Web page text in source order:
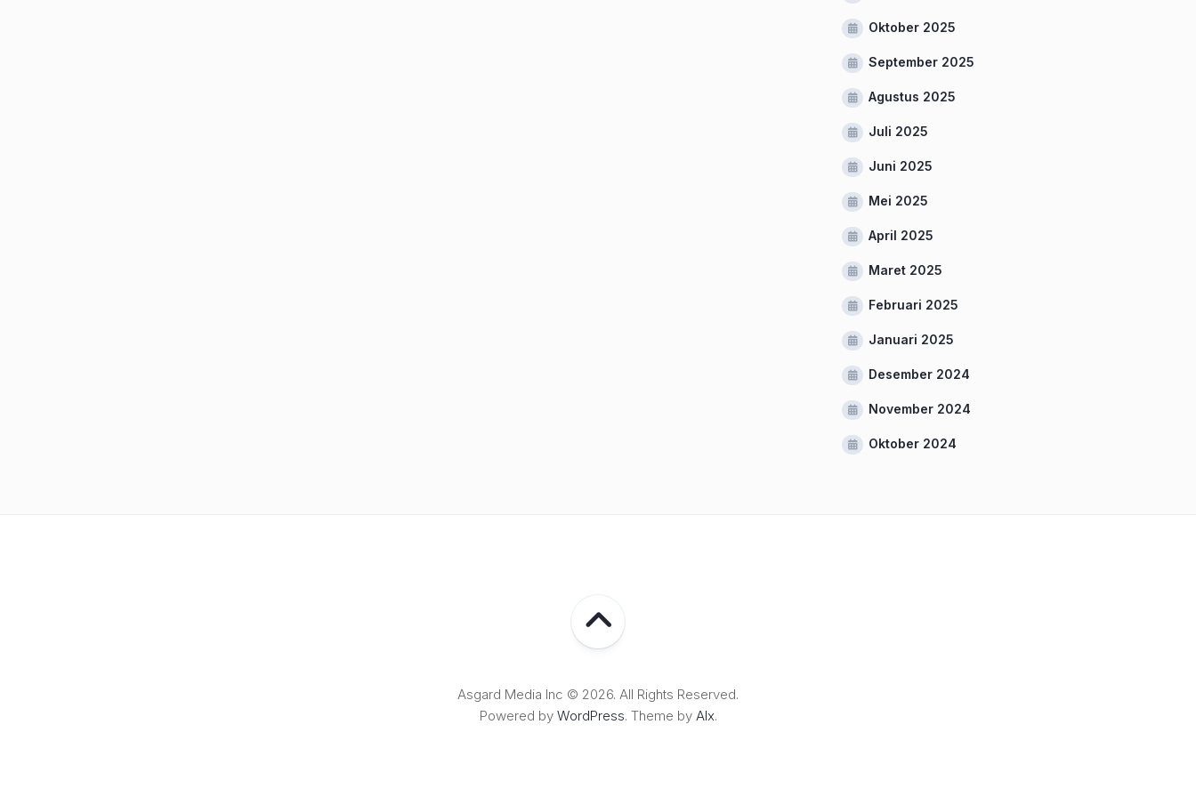
Oktober 2025
September 2025
Agustus 2025
Juli 2025
Juni 2025
Mei 2025
April 2025
Maret 2025
Februari 2025
Januari 2025
Desember 2024
November 2024
Oktober 2024
Asgard Media Inc © 2026. All Rights Reserved.
Powered by WordPress. Theme by Alx.